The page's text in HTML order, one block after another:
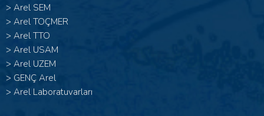
> Arel SEM
> Arel TOÇMER
> Arel TTO
> Arel USAM
> Arel UZEM
> GENÇ Arel
> Arel Laboratuvarları